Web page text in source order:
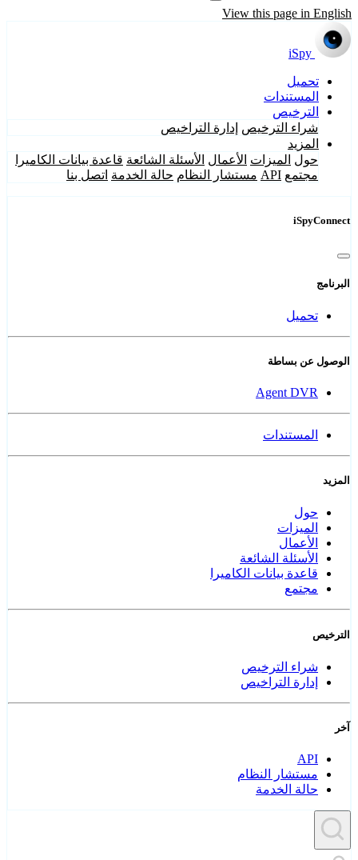
View this page in English
iSpy
تحميل
المستندات
الترخيص
شراء الترخيص إدارة التراخيص
المزيد
حول الميزات الأعمال الأسئلة الشائعة قاعدة بيانات الكاميرا
مجتمع API مستشار النظام حالة الخدمة اتصل بنا
iSpyConnect
البرنامج
تحميل
الوصول عن بساطة
Agent DVR
المستندات
المزيد
حول
الميزات
الأعمال
الأسئلة الشائعة
قاعدة بيانات الكاميرا
مجتمع
الترخيص
شراء الترخيص
إدارة التراخيص
آخر
API
مستشار النظام
حالة الخدمة